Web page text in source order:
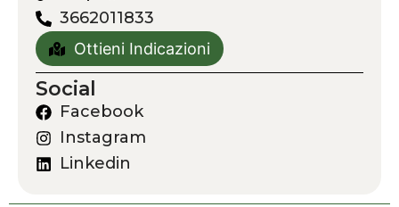
3662011833
Ottieni Indicazioni
Social
Facebook
Instagram
Linkedin